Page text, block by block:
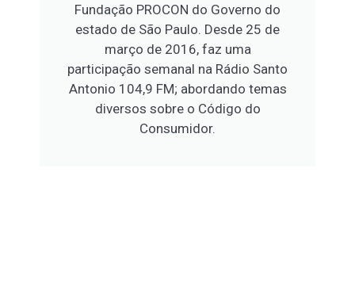
Fundação PROCON do Governo do
estado de São Paulo. Desde 25 de
março de 2016, faz uma
participação semanal na Rádio Santo
Antonio 104,9 FM; abordando temas
diversos sobre o Código do
Consumidor.